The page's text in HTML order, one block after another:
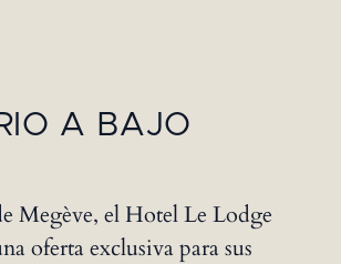
A BAJO
Megève, el Hotel Le Lodge
oferta exclusiva para sus